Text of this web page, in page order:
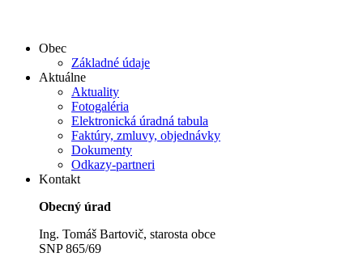
Obec
Základné údaje
Aktuálne
Aktuality
Fotogaléria
Elektronická úradná tabula
Faktúry, zmluvy, objednávky
Dokumenty
Odkazy-partneri
Kontakt
Obecný úrad
Ing. Tomáš Bartovič, starosta obce
SNP 865/69